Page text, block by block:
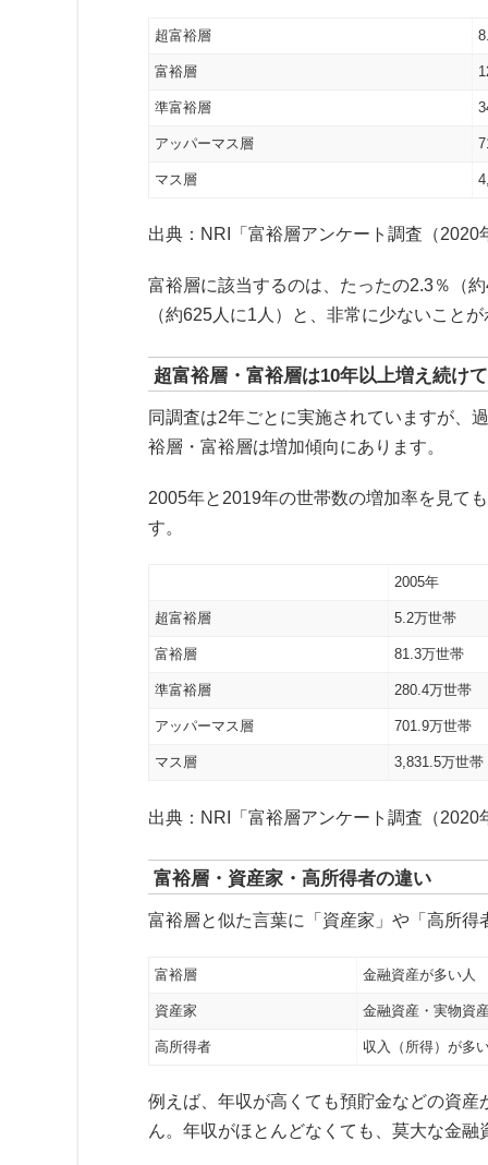
超富裕層
富裕層
準富裕層
アッパーマス層
マス層
出典：NRI「富裕層アンケート調査（2020
富裕層に該当するのは、たったの2.3％（
（約625人に1人）と、非常に少ないこと
超富裕層・富裕層は10年以上増え続け
同調査は2年ごとに実施されていますが、
裕層・富裕層は増加傾向にあります。
2005年と2019年の世帯数の増加率を見て
す。
2005年
超富裕層 5.2万世帯
富裕層 81.3万世帯
準富裕層 280.4万世帯
アッパーマス層 701.9万世帯
マス層 3,831.5万世帯
出典：NRI「富裕層アンケート調査（2020
富裕層・資産家・高所得者の違い
富裕層と似た言葉に「資産家」や「高所
富裕層 金融資産が多い人
資産家 金融資産・実物資
高所得者 収入（所得）が多
例えば、年収が高くても預貯金などの資
ん。年収がほとんどなくても、莫大な金